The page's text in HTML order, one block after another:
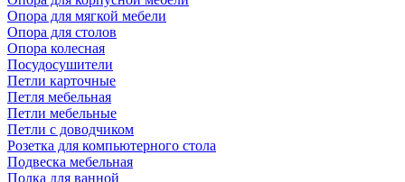
Опора для мягкой мебели
Опора для столов
Опора колесная
Посудосушители
Петли карточные
Петля мебельная
Петли мебельные
Петли с доводчиком
Розетка для компьютерного стола
Подвеска мебельная
Полка для ванной